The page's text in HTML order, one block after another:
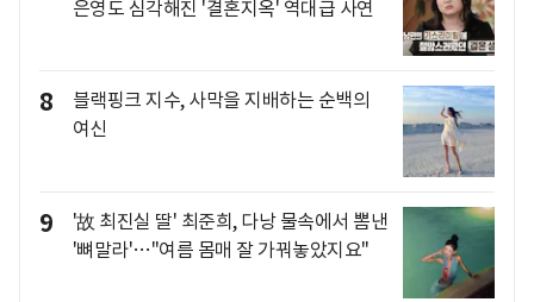
은영도 심각해진 '결혼지옥' 역대급 사연
8
블랙핑크 지수, 사막을 지배하는 순백의
여신
9
'故 최진실 딸' 최준희, 다낭 물속에서 뽐낸
'뼈말라'…"여름 몸매 잘 가꿔놓았지요"